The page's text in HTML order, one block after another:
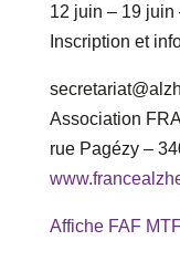
12 juin – 19
Inscription et
Association
rue Pagézy –
Affiche FAF